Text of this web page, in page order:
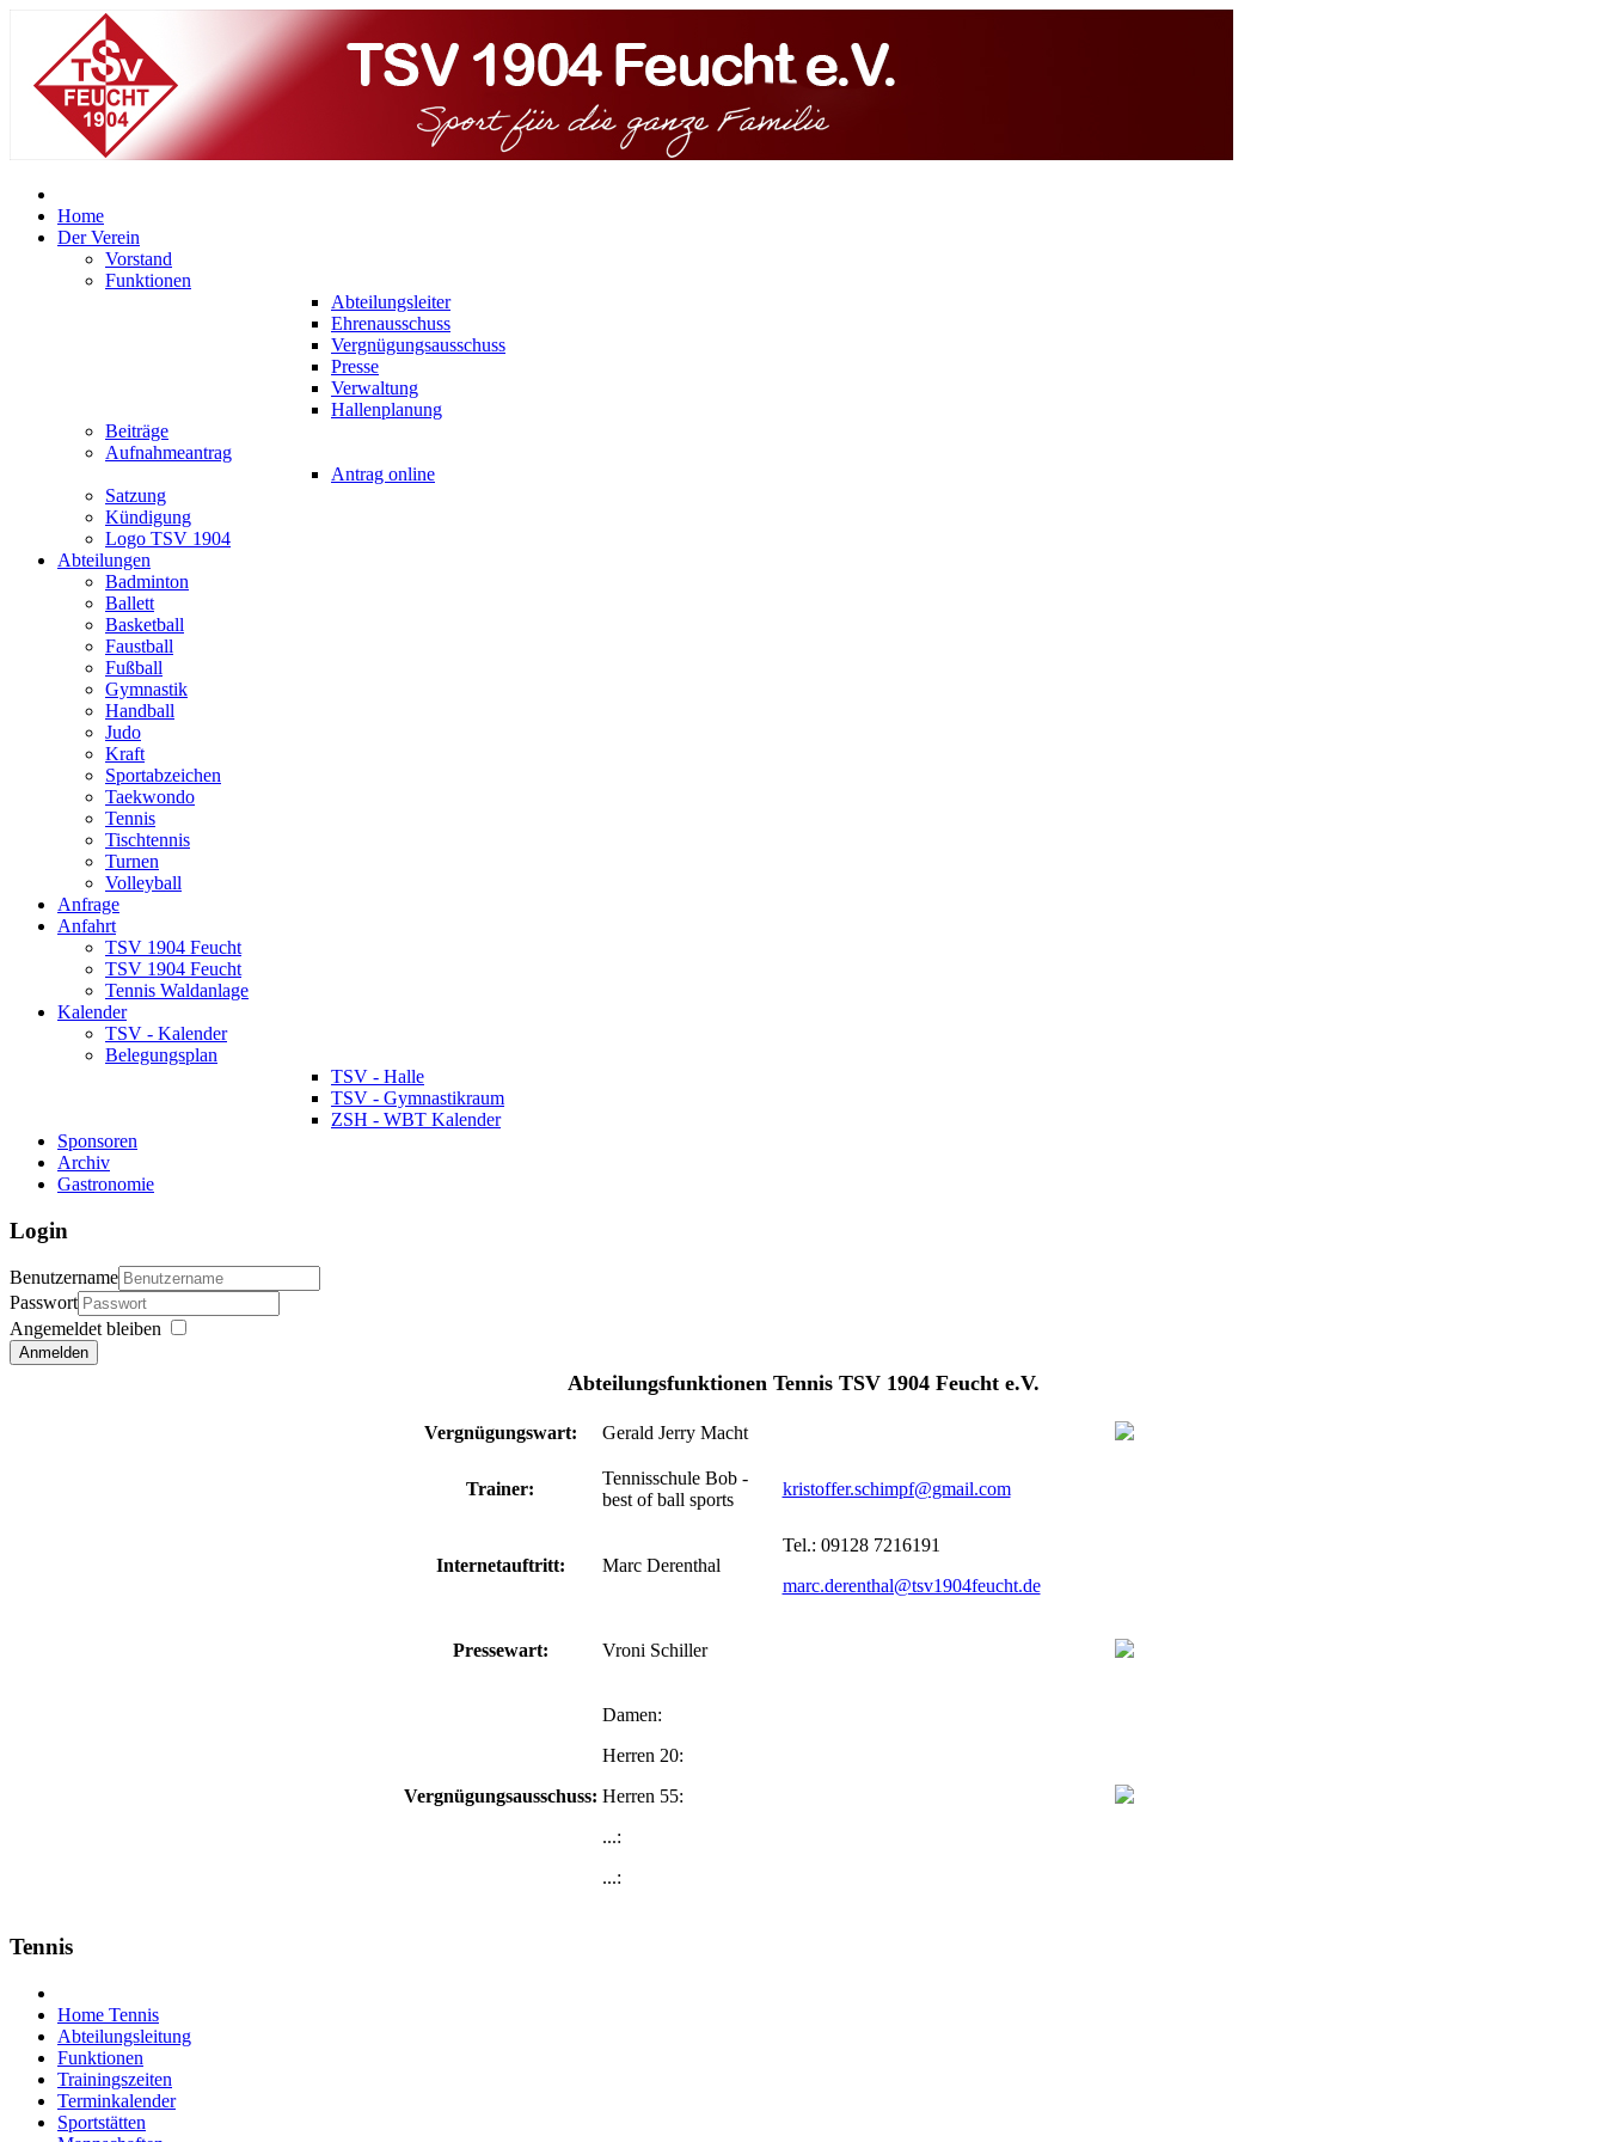
Home
Der Verein
Vorstand
Funktionen
Abteilungsleiter
Ehrenausschuss
Vergnügungsausschuss
Presse
Verwaltung
Hallenplanung
Beiträge
Aufnahmeantrag
Antrag online
Satzung
Kündigung
Logo TSV 1904
Abteilungen
Badminton
Ballett
Basketball
Faustball
Fußball
Gymnastik
Handball
Judo
Kraft
Sportabzeichen
Taekwondo
Tennis
Tischtennis
Turnen
Volleyball
Anfrage
Anfahrt
TSV 1904 Feucht
TSV 1904 Feucht
Tennis Waldanlage
Kalender
TSV - Kalender
Belegungsplan
TSV - Halle
TSV - Gymnastikraum
ZSH - WBT Kalender
Sponsoren
Archiv
Gastronomie
Login
Benutzername
Passwort
Angemeldet bleiben
Anmelden
Abteilungsfunktionen Tennis TSV 1904 Feucht e.V.
Vergnügungswart: Gerald Jerry Macht
Trainer:
Tennisschule Bob -
best of ball sports
kristoffer.schimpf@gmail.com
Internetauftritt: Marc Derenthal
Tel.: 09128 7216191
marc.derenthal@tsv1904feucht.de
Pressewart: Vroni Schiller
Vergnügungsausschuss:
Damen:
Herren 20:
Herren 55:
...:
...:
Tennis
Home Tennis
Abteilungsleitung
Funktionen
Trainingszeiten
Terminkalender
Sportstätten